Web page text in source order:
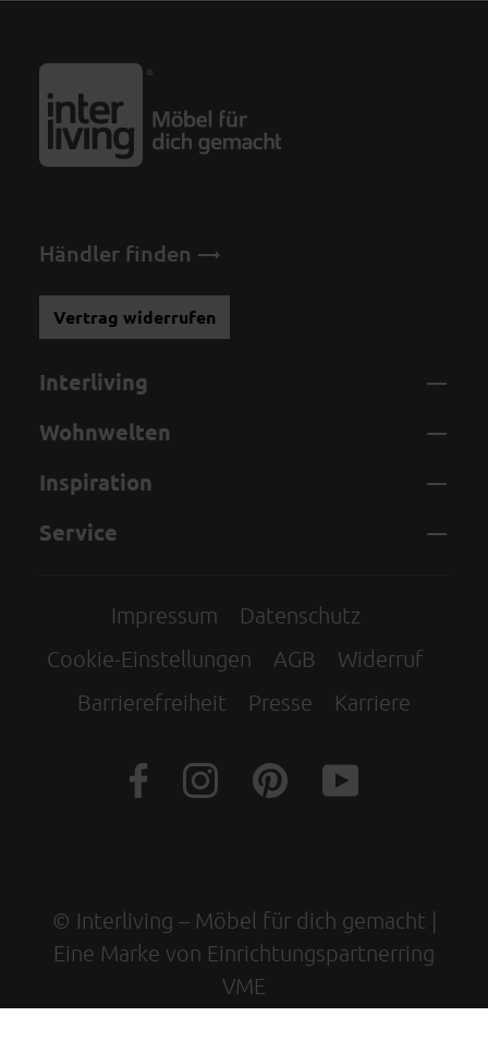
Händler finden
Vertrag widerrufen
Interliving
Wohnwelten
Inspiration
Service
Impressum
Datenschutz
Cookie-Einstellungen
AGB
Widerruf
Barrierefreiheit
Presse Karriere
© Interliving – Möbel für dich gemacht |
Eine Marke von Einrichtungspartnerring
VME